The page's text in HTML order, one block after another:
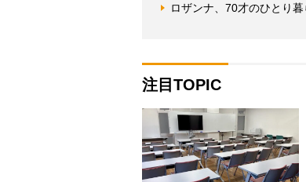
ロザンナ、70才のひとり
注目TOPIC